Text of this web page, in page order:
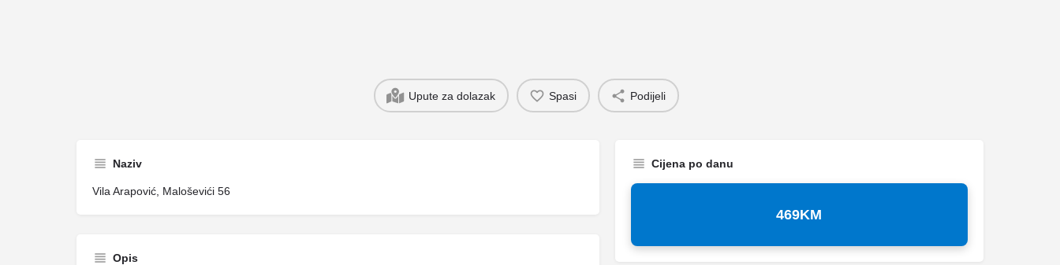
Upute za dolazak Spasi Podijeli
Naziv
Vila Arapović, Maloševići 56
Opis
Cijena po danu
469KM